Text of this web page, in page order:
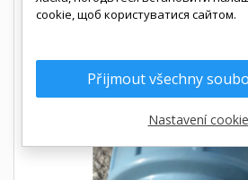
cookie, щоб користуватися сайтом.
Přijmout všechny
Nastavení